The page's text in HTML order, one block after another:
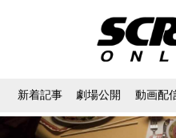
新着記事 劇場公開 動画配